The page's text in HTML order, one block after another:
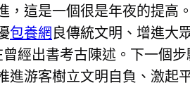
這是一個很是年夜的提高。
包養網良傳統文明、增進大
經出書考古陳述。下一個
游客樹立文明自負、激起